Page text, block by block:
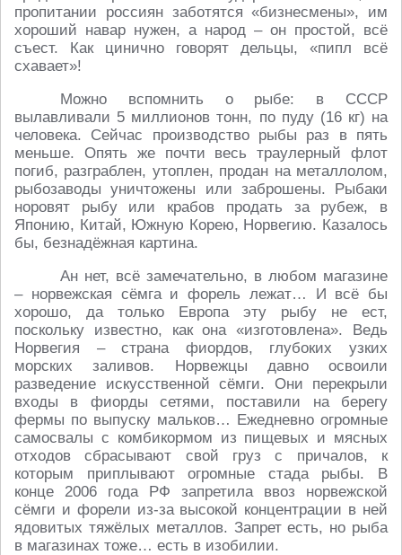
пропитании россиян заботятся «бизнесмены», им
хороший навар нужен, а народ – он простой, всё
съест. Как цинично говорят дельцы, «пипл всё
схавает»!
Можно вспомнить о рыбе: в СССР
вылавливали 5 миллионов тонн, по пуду (16 кг) на
человека. Сейчас производство рыбы раз в пять
меньше. Опять же почти весь траулерный флот
погиб, разграблен, утоплен, продан на металлолом,
рыбозаводы уничтожены или заброшены. Рыбаки
норовят рыбу или крабов продать за рубеж, в
Японию, Китай, Южную Корею, Норвегию. Казалось
бы, безнадёжная картина.
Ан нет, всё замечательно, в любом магазине
– норвежская сёмга и форель лежат… И всё бы
хорошо, да только Европа эту рыбу не ест,
поскольку известно, как она «изготовлена». Ведь
Норвегия – страна фиордов, глубоких узких
морских заливов. Норвежцы давно освоили
разведение искусственной сёмги. Они перекрыли
входы в фиорды сетями, поставили на берегу
фермы по выпуску мальков… Ежедневно огромные
самосвалы с комбикормом из пищевых и мясных
отходов сбрасывают свой груз с причалов, к
которым приплывают огромные стада рыбы. В
конце 2006 года РФ запретила ввоз норвежской
сёмги и форели из-за высокой концентрации в ней
ядовитых тяжёлых металлов. Запрет есть, но рыба
в магазинах тоже… есть в изобилии.